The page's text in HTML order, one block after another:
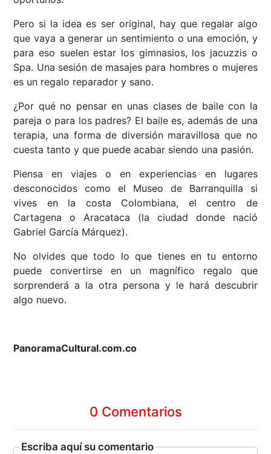
Pero si la idea es ser original, hay que regalar algo
que vaya a generar un sentimiento o una emoción, y
para eso suelen estar los gimnasios, los jacuzzis o
Spa. Una sesión de masajes para hombres o mujeres
es un regalo reparador y sano.
¿Por qué no pensar en unas clases de baile con la
pareja o para los padres? El baile es, además de una
terapia, una forma de diversión maravillosa que no
cuesta tanto y que puede acabar siendo una pasión.
Piensa en viajes o en experiencias en lugares
desconocidos como el Museo de Barranquilla si
vives en la costa Colombiana, el centro de
Cartagena o Aracataca (la ciudad donde nació
Gabriel García Márquez).
No olvides que todo lo que tienes en tu entorno
puede convertirse en un magnífico regalo que
sorprenderá a la otra persona y le hará descubrir
algo nuevo.
PanoramaCultural.com.co
0 Comentarios
Escriba aquí su comentario